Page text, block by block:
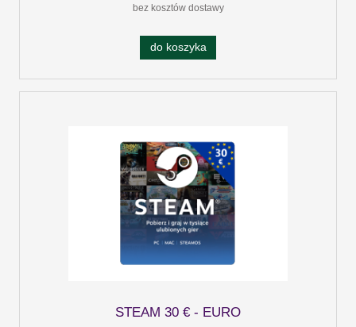
bez kosztów dostawy
do koszyka
STEAM 30 € - EURO